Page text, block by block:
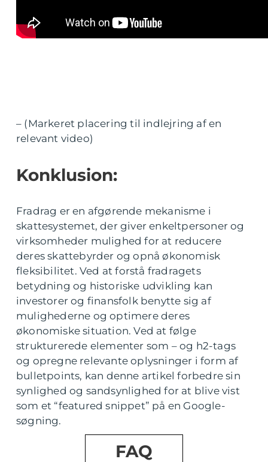
– (Markeret placering til indlejring af en
relevant video)
Konklusion:
Fradrag er en afgørende mekanisme i
skattesystemet, der giver enkeltpersoner og
virksomheder mulighed for at reducere
deres skattebyrder og opnå økonomisk
fleksibilitet. Ved at forstå fradragets
betydning og historiske udvikling kan
investorer og finansfolk benytte sig af
mulighederne og optimere deres
økonomiske situation. Ved at følge
strukturerede elementer som – og h2-tags
og opregne relevante oplysninger i form af
bulletpoints, kan denne artikel forbedre sin
synlighed og sandsynlighed for at blive vist
som et “featured snippet” på en Google-
søgning.
FAQ